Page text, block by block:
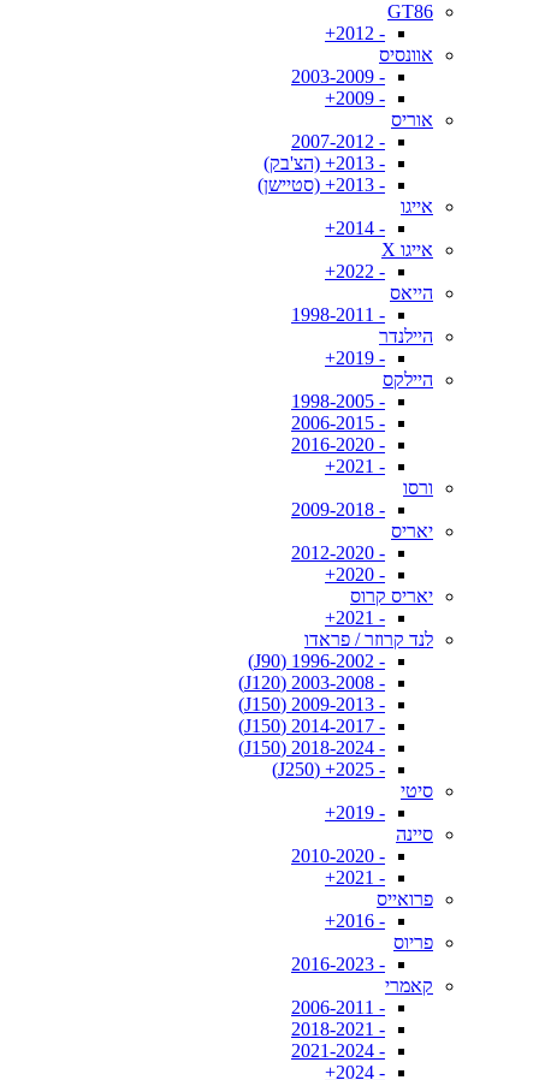
GT86
- 2012+
אוונסיס
- 2003-2009
- 2009+
אוריס
- 2007-2012
- 2013+ (הצ'בק)
- 2013+ (סטיישן)
אייגו
- 2014+
אייגו X
- 2022+
הייאס
- 1998-2011
היילנדר
- 2019+
היילקס
- 1998-2005
- 2006-2015
- 2016-2020
- 2021+
ורסו
- 2009-2018
יאריס
- 2012-2020
- 2020+
יאריס קרוס
- 2021+
לנד קרוזר / פראדו
- 1996-2002 (J90)
- 2003-2008 (J120)
- 2009-2013 (J150)
- 2014-2017 (J150)
- 2018-2024 (J150)
- 2025+ (J250)
סיטי
- 2019+
סיינה
- 2010-2020
- 2021+
פרואייס
- 2016+
פריוס
- 2016-2023
קאמרי
- 2006-2011
- 2018-2021
- 2021-2024
- 2024+